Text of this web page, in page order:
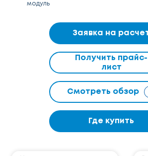
модуль
Заявка на
Получить прайс-
лист
Смотреть обзор
Где купить